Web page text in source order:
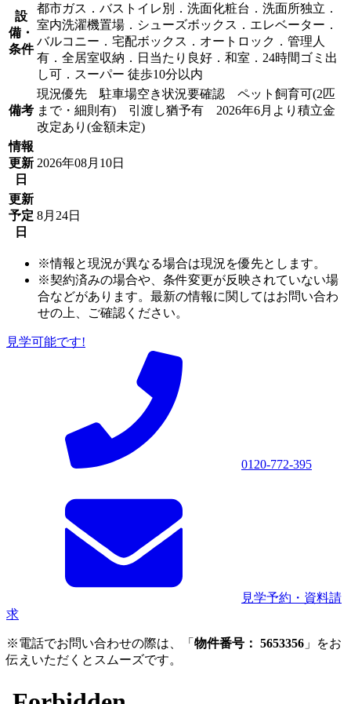
設
備・
条件
都市ガス．バストイレ別．洗面化粧台．洗面所独立．
室内洗濯機置場．シューズボックス．エレベーター．
バルコニー．宅配ボックス．オートロック．管理人
有．全居室収納．日当たり良好．和室．24時間ゴミ出
し可．スーパー 徒歩10分以内
備考
現況優先 駐車場空き状況要確認 ペット飼育可(2匹
まで・細則有) 引渡し猶予有 2026年6月より積立金
改定あり(金額未定)
情報
更新
日
2026年08月10日
更新
予定
日
8月24日
※情報と現況が異なる場合は現況を優先とします。
※契約済みの場合や、条件変更が反映されていない場
合などがあります。最新の情報に関してはお問い合わ
せの上、ご確認ください。
見学可能です!
0120-772-395
見学予約・資料請
求
※電話でお問い合わせの際は、「 物件番号： 5653356 」をお
伝えいただくとスムーズです。